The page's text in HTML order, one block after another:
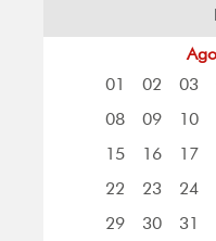
01
02 03
08
09 10
15
16 17
22
23 24
29
30 31